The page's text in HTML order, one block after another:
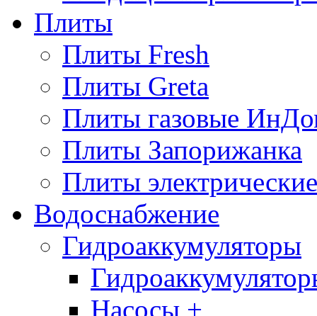
Плиты
Плиты Fresh
Плиты Greta
Плиты газовые
Плиты Запорижанка
Плиты
Водоснабжение
Гидроаккумуляторы
Насосы +